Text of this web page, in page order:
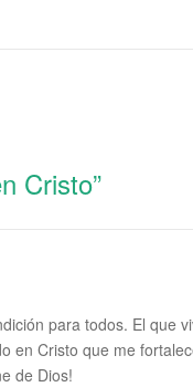
Cristo”
para todos. El que
en Cristo que me
de Dios!